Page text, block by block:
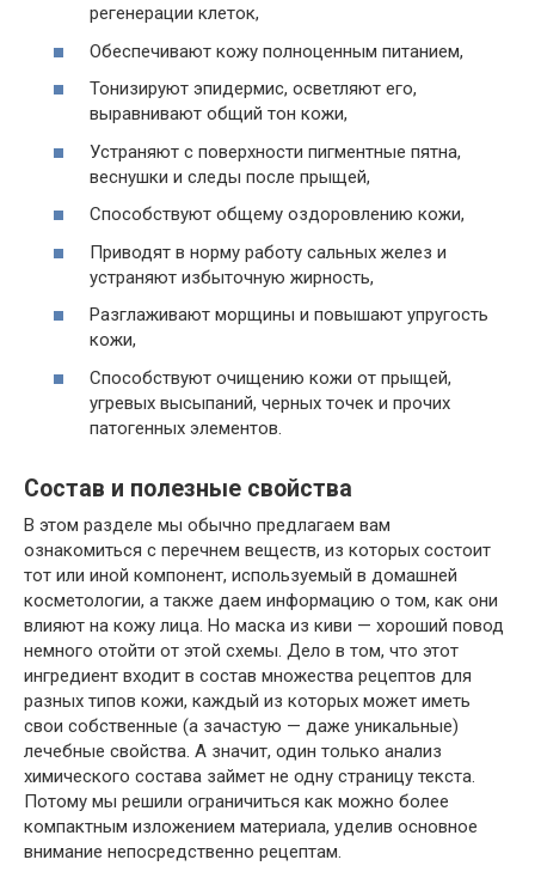
регенерации клеток,
Обеспечивают кожу полноценным питанием,
Тонизируют эпидермис, осветляют его,
выравнивают общий тон кожи,
Устраняют с поверхности пигментные пятна,
веснушки и следы после прыщей,
Способствуют общему оздоровлению кожи,
Приводят в норму работу сальных желез и
устраняют избыточную жирность,
Разглаживают морщины и повышают упругость
кожи,
Способствуют очищению кожи от прыщей,
угревых высыпаний, черных точек и прочих
патогенных элементов.
Состав и полезные свойства
В этом разделе мы обычно предлагаем вам
ознакомиться с перечнем веществ, из которых состоит
тот или иной компонент, используемый в домашней
косметологии, а также даем информацию о том, как они
влияют на кожу лица. Но маска из киви — хороший повод
немного отойти от этой схемы. Дело в том, что этот
ингредиент входит в состав множества рецептов для
разных типов кожи, каждый из которых может иметь
свои собственные (а зачастую — даже уникальные)
лечебные свойства. А значит, один только анализ
химического состава займет не одну страницу текста.
Потому мы решили ограничиться как можно более
компактным изложением материала, уделив основное
внимание непосредственно рецептам.